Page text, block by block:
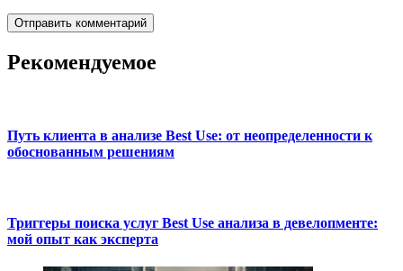
Рекомендуемое
Путь клиента в анализе Best Use: от неопределенности к
обоснованным решениям
Триггеры поиска услуг Best Use анализа в девелопменте:
мой опыт как эксперта